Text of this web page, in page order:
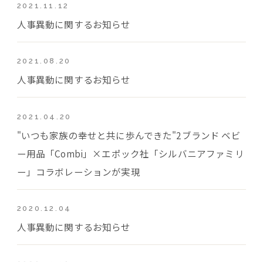
2021.11.12
人事異動に関するお知らせ
2021.08.20
人事異動に関するお知らせ
2021.04.20
"いつも家族の幸せと共に歩んできた"2ブランド ベビ
ー用品「Combi」×エポック社「シルバニアファミリ
ー」コラボレーションが実現
2020.12.04
人事異動に関するお知らせ